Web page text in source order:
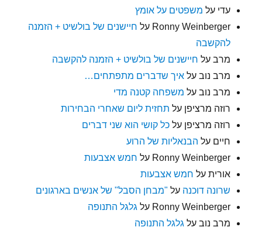
עדי על משפטים על אומץ
Ronny Weinberger על חיישנים של בולשיט + הזמנה
להקשבה
מרב על חיישנים של בולשיט + הזמנה להקשבה
מרב נוב עלאיך שדברים מתפתחים…
מרב נוב על משפחה קטנה מדי
רוזה מרציפן על תחזית ליום שאחרי הבחירות
רוזה מרציפן עלכל קושי הוא שני דברים
חיים על הבנאליות של הרוע
Ronny Weinberger על חמש אצבעות
אורית על חמש אצבעות
שרונה דוכנה על "מבחן הסבל" של אנשים בארגונים
Ronny Weinberger על גלגל התנופה
מרב נוב על גלגל התנופה